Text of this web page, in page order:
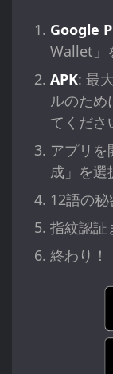
Google
Wallet」
APK: 最
ルのため
てくださ
アプリ
成」を選
12語の
指紋認証
終わり！